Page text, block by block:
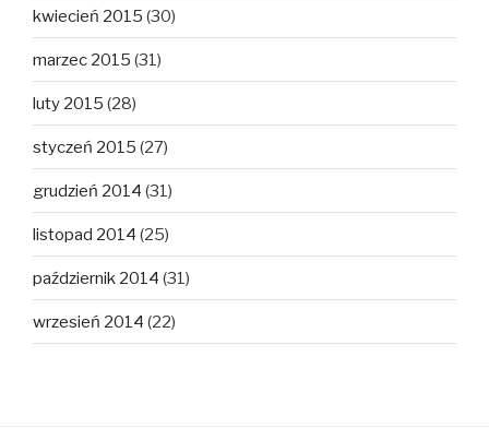
kwiecień 2015 (30)
marzec 2015 (31)
luty 2015 (28)
styczeń 2015 (27)
grudzień 2014 (31)
listopad 2014 (25)
październik 2014 (31)
wrzesień 2014 (22)